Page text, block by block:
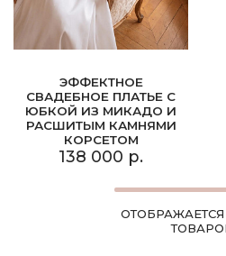
ЭФФЕКТНОЕ
СВАДЕБНОЕ ПЛАТЬЕ С
ЮБКОЙ ИЗ МИКАДО И
РАСШИТЫМ КАМНЯМИ
КОРСЕТОМ
138 000 р.
ОТОБРАЖАЕТСЯ